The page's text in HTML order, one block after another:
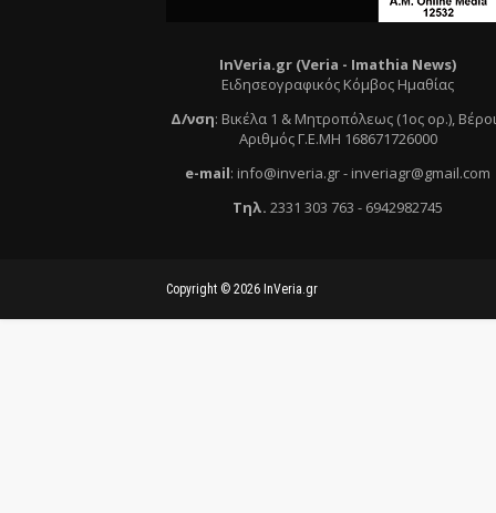
InVeria.gr (Veria - Ιmathia News)
Ειδησεογραφικός Κόμβος Ημαθίας
Δ/νση: Βικέλα 1 & Μητροπόλεως (1ος ορ.),
Αριθμός Γ.Ε.ΜΗ 168671726000
e-mail: info@inveria.gr- inveriagr@gmail.com
Τηλ. 2331 303 763 - 6942982745
Copyright © 2026 InVeria.gr